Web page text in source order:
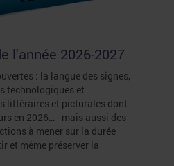
l'année 2026-2027
: la langue des signes,
technologiques et
littéraires et picturales dont
en 2026… - mais aussi des
à mener sur la durée
et même préserver la